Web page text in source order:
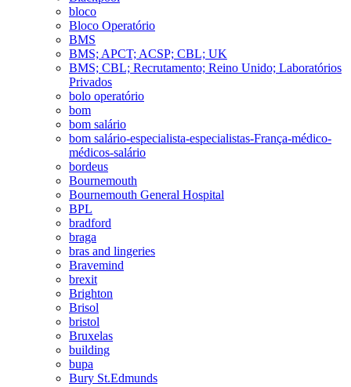
bloco
Bloco Operatório
BMS
BMS; APCT; ACSP; CBL; UK
BMS; CBL; Recrutamento; Reino Unido; Laboratórios
Privados
bolo operatório
bom
bom salário
bom salário-especialista-especialistas-França-médico-
médicos-salário
bordeus
Bournemouth
Bournemouth General Hospital
BPL
bradford
braga
bras and lingeries
Bravemind
brexit
Brighton
Brisol
bristol
Bruxelas
building
bupa
Bury St.Edmunds